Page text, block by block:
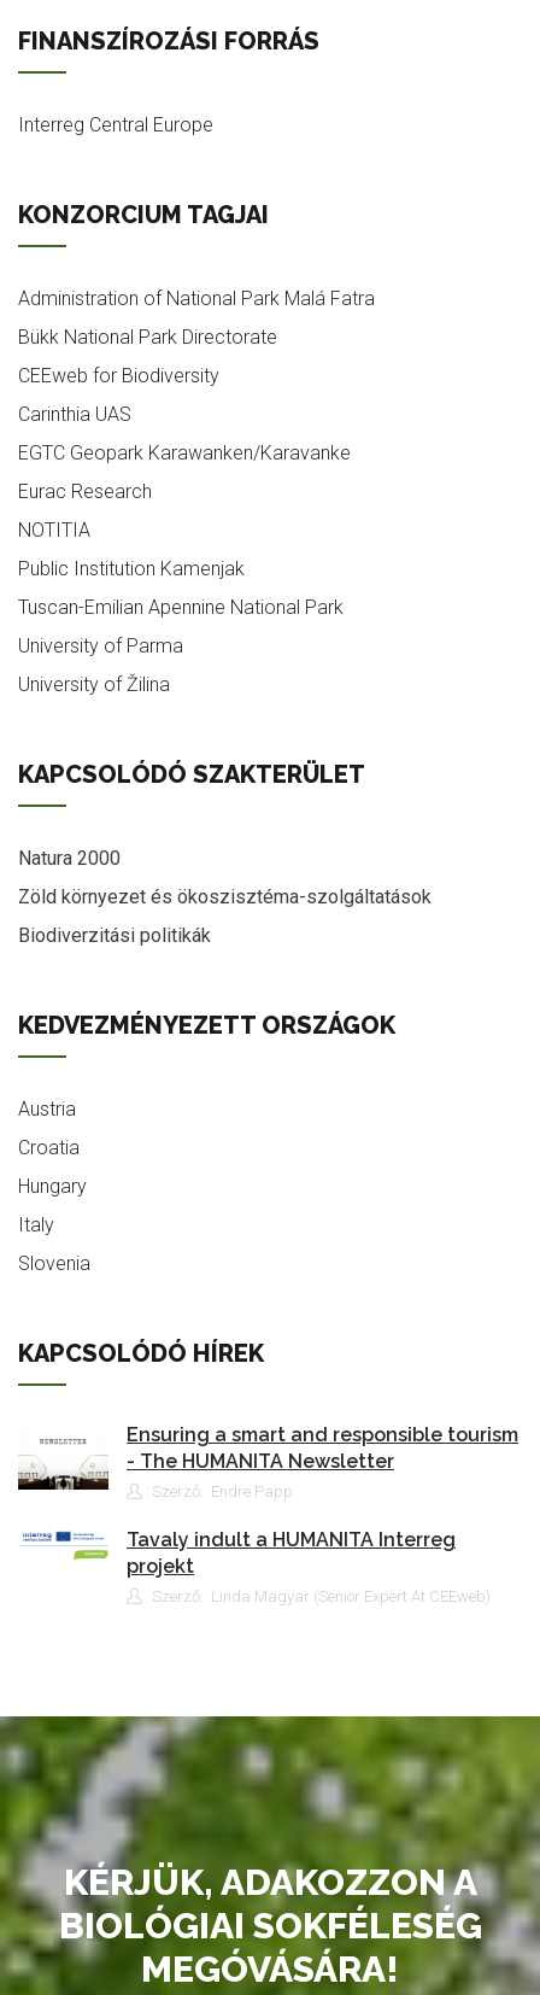
FINANSZÍROZÁSI FORRÁS
Interreg Central Europe
KONZORCIUM TAGJAI
Administration of National Park Malá Fatra
Bükk National Park Directorate
CEEweb for Biodiversity
Carinthia UAS
EGTC Geopark Karawanken/Karavanke
Eurac Research
NOTITIA
Public Institution Kamenjak
Tuscan-Emilian Apennine National Park
University of Parma
University of Žilina
KAPCSOLÓDÓ SZAKTERÜLET
Natura 2000
Zöld környezet és ökoszisztéma-szolgáltatások
Biodiverzitási politikák
KEDVEZMÉNYEZETT ORSZÁGOK
Austria
Croatia
Hungary
Italy
Slovenia
KAPCSOLÓDÓ HÍREK
Ensuring a smart and responsible tourism
- The HUMANITA Newsletter
Szerző:: Endre Papp
Tavaly indult a HUMANITA Interreg
projekt
Szerző:: Linda Magyar (Senior Expert At CEEweb)
KÉRJÜK, ADAKOZZON A
BIOLÓGIAI SOKFÉLESÉG
MEGÓVÁSÁRA!